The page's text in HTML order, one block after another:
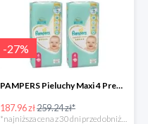
-27%
PAMPERS Pieluchy Maxi 4 Premium Care (9-14 kg) Zestaw 4 x 52 szt. -27%
187.96 zł259.24 zł*